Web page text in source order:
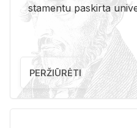
sta­men­tu pa­skir­ta
PERŽIŪRĖTI